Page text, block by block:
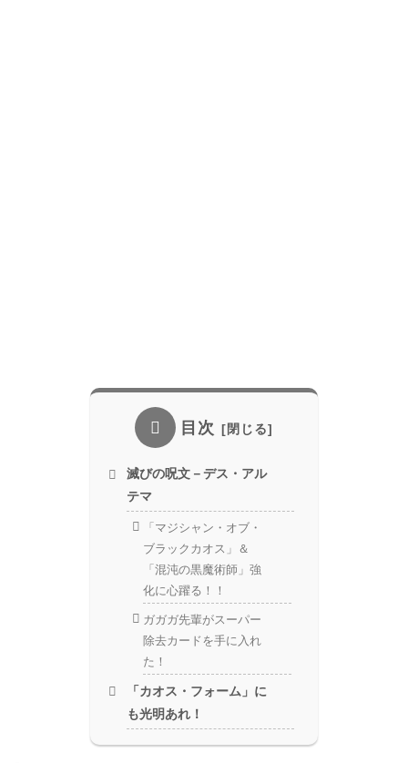
目次
滅びの呪文－デス・アル
テマ
「マジシャン・オブ・
ブラックカオス」＆
「混沌の黒魔術師」強
化に心躍る！！
ガガガ先輩がスーパー
除去カードを手に入れ
た！
「カオス・フォーム」に
も光明あれ！